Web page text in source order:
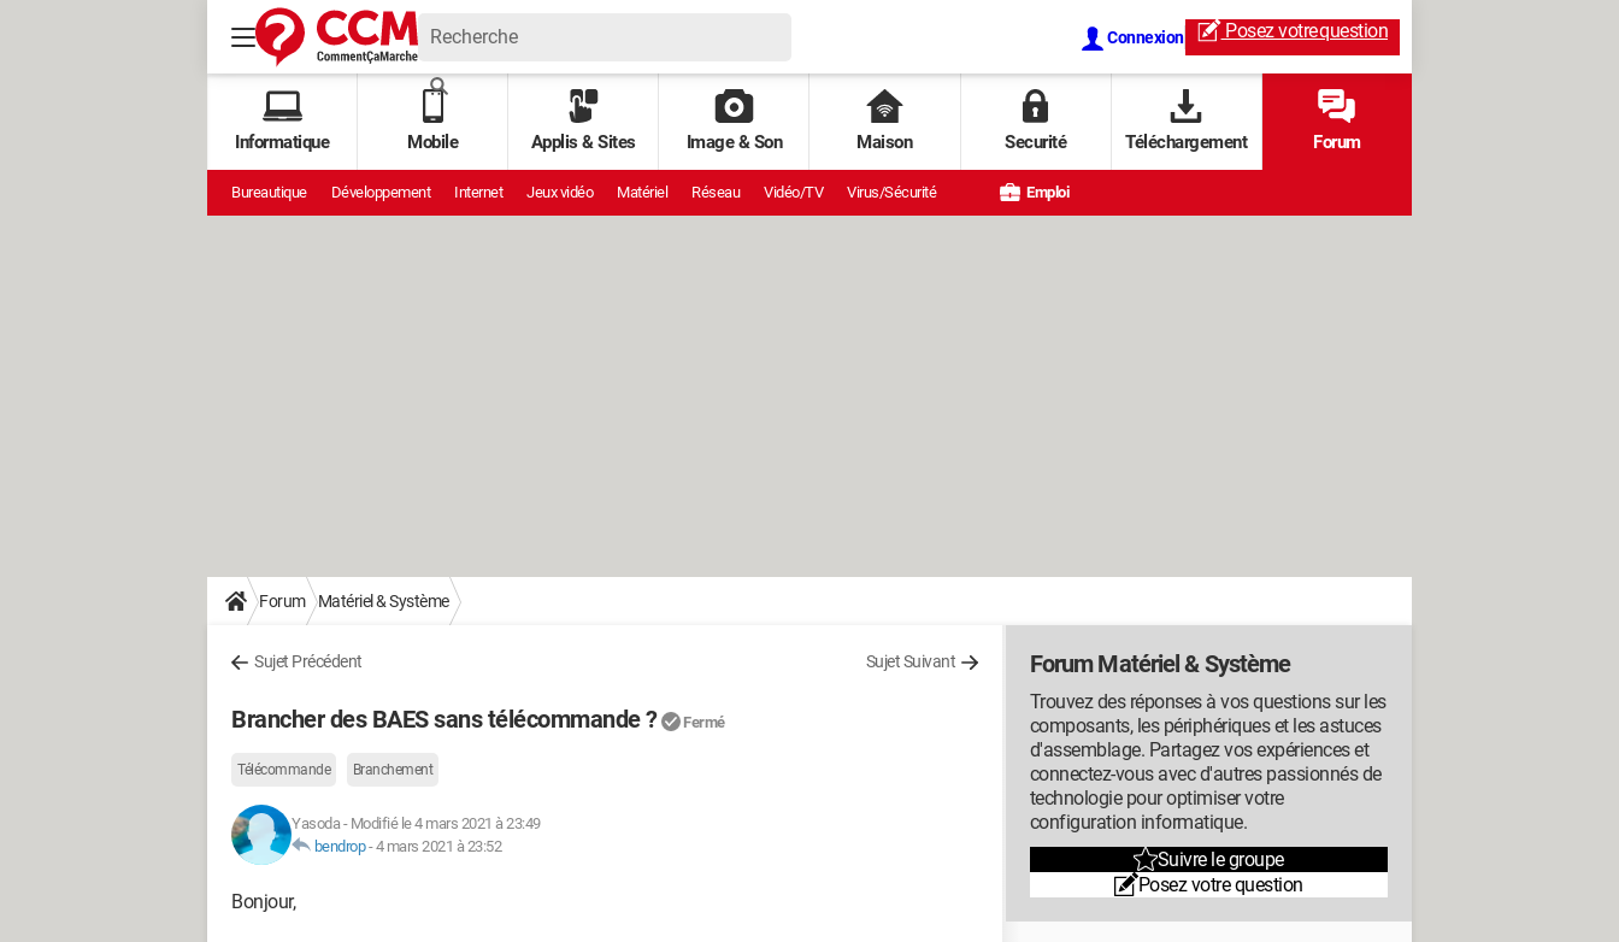
Connexion Posez votrequestion
Informatique Mobile Applis & Sites Image & Son Maison Securité Téléchargement Forum
Bureautique Développement Internet Jeux vidéo Matériel Réseau Vidéo/TV Virus/Sécurité Emploi
Forum Matériel & Système
Sujet Précédent Sujet Suivant
Brancher des BAES sans télécommande ? Fermé
Télécommande Branchement
Yasoda- Modifié le 4 mars 2021 à 23:49
bendrop-4 mars 2021 à 23:52
Bonjour,
Forum Matériel & Système
Trouvez des réponses à vos questions sur les
composants, les périphériques et les astuces
d'assemblage. Partagez vos expériences et
connectez-vous avec d'autres passionnés de
technologie pour optimiser votre
configuration informatique.
Suivre le groupe
Posez votre question